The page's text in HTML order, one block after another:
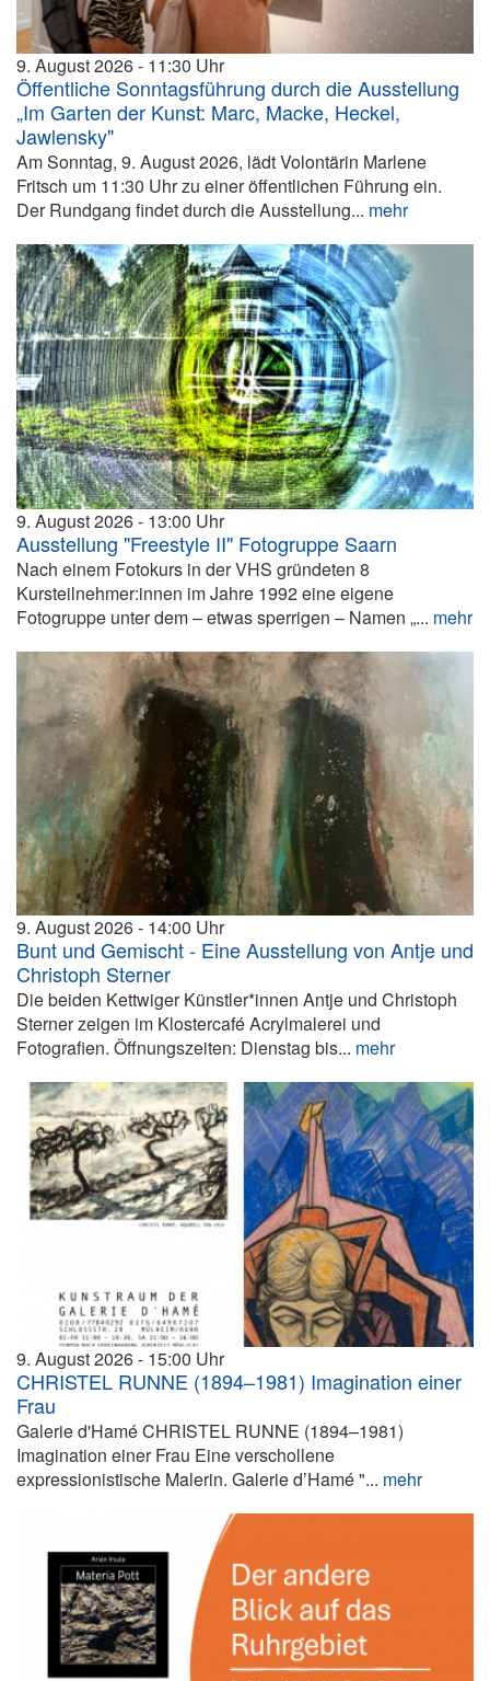
9. August 2026 11:30
Öffentliche Sonntagsführung durch die Ausstellung
„Im Garten der Kunst: Marc, Macke, Heckel,
Jawlensky"
Am Sonntag, 9. August 2026, lädt Volontärin Marlene
Fritsch um 11:30 Uhr zu einer öffentlichen Führung ein.
Der Rundgang findet durch die Ausstellung... mehr
9. August 2026 13:00
Ausstellung "Freestyle II" Fotogruppe Saarn
Nach einem Fotokurs in der VHS gründeten 8
Kursteilnehmer:innen im Jahre 1992 eine eigene
Fotogruppe unter dem – etwas sperrigen – Namen „... mehr
9. August 2026 14:00
Bunt und Gemischt - Eine Ausstellung von Antje und
Christoph Sterner
Die beiden Kettwiger Künstler*innen Antje und Christoph
Sterner zeigen im Klostercafé Acrylmalerei und
Fotografien. Öffnungszeiten: Dienstag bis... mehr
9. August 2026 15:00
CHRISTEL RUNNE (1894–1981) Imagination einer
Frau
Galerie d'Hamé CHRISTEL RUNNE (1894–1981)
Imagination einer Frau Eine verschollene
expressionistische Malerin. Galerie d’Hamé "... mehr